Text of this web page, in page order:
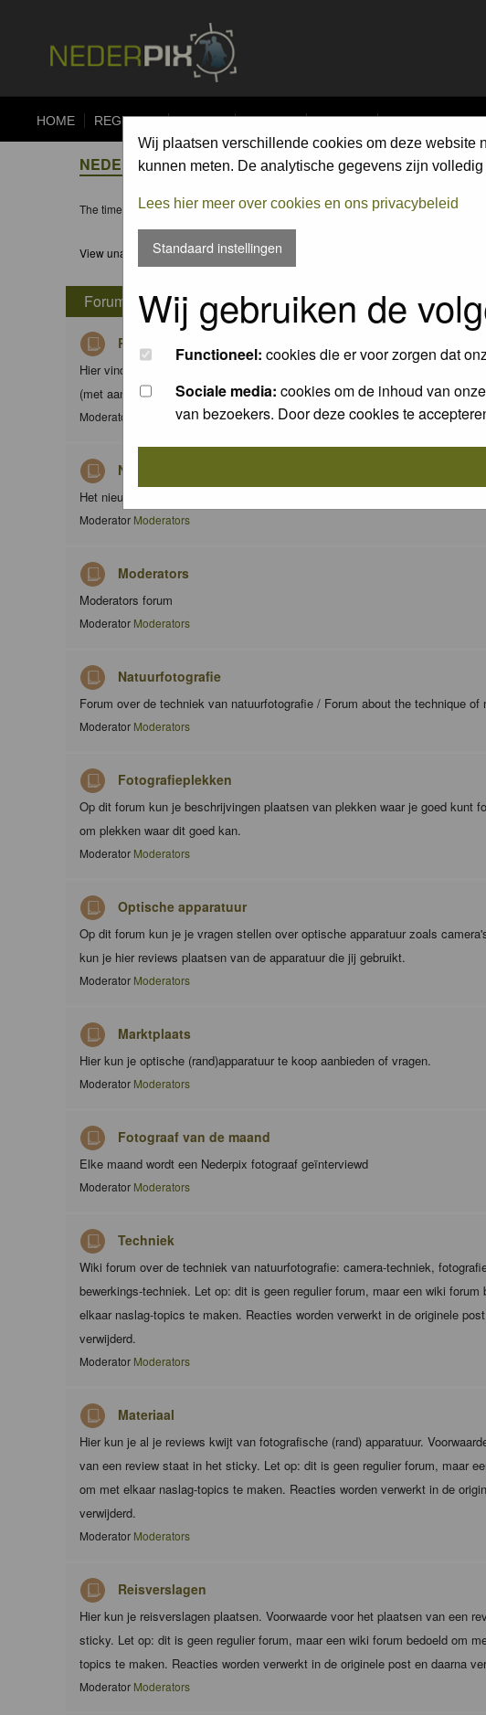
HOME REGISTER FORUM UPLOAD ALBUMS COMPETITIONS
Wij plaatsen verschillende cookies om deze website
kunnen meten. De analytische gegevens zijn
Lees hier meer over cookies en ons privacybeleid
Standaard instellingen
Wij gebruiken de
Functioneel: cookies die er voor zorgen dat
Sociale media: cookies om de inhoud van
van bezoekers. Door deze cookies te
NEDERPIX.NL FORUM INDEX
The time now is Fri 07 Aug 2026, 12:06
View unanswered posts
Forum
Richtlijnen voor Nederpix fotografen
Hier vind je de criteria waaraan foto's in de diverse albums dienen te voldoen
(met aanvullingen) van Nederpix.
Moderator Moderators
Nieuws / News
Het nieuws forum / The news forum
Moderator Moderators
Moderators
Moderators forum
Moderator Moderators
Natuurfotografie
Forum over de techniek van natuurfotografie / Forum about the technique of
Moderator Moderators
Fotografieplekken
Op dit forum kun je beschrijvingen plaatsen van plekken waar je goed kunt
om plekken waar dit goed kan.
Moderator Moderators
Optische apparatuur
Op dit forum kun je je vragen stellen over optische apparatuur zoals
kun je hier reviews plaatsen van de apparatuur die jij gebruikt.
Moderator Moderators
Marktplaats
Hier kun je optische (rand)apparatuur te koop aanbieden of vragen.
Moderator Moderators
Fotograaf van de maand
Elke maand wordt een Nederpix fotograaf geïnterviewd
Moderator Moderators
Techniek
Wiki forum over de techniek van natuurfotografie: camera-techniek,
bewerkings-techniek. Let op: dit is geen regulier forum, maar een wiki forum
elkaar naslag-topics te maken. Reacties worden verwerkt in de originele
verwijderd.
Moderator Moderators
Materiaal
Hier kun je al je reviews kwijt van fotografische (rand) apparatuur.
van een review staat in het sticky. Let op: dit is geen regulier forum, maar
om met elkaar naslag-topics te maken. Reacties worden verwerkt in de
verwijderd.
Moderator Moderators
Reisverslagen
Hier kun je reisverslagen plaatsen. Voorwaarde voor het plaatsen van een
sticky. Let op: dit is geen regulier forum, maar een wiki forum bedoeld om
topics te maken. Reacties worden verwerkt in de originele post en daarna
Moderator Moderators